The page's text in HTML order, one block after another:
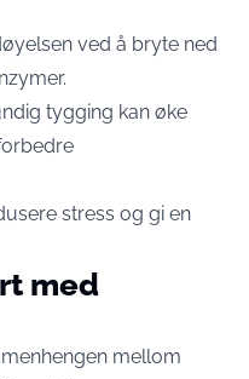
ved å bryte ned
tygging kan øke
stress og gi en
med
mellom